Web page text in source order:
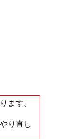
ます。
り直し